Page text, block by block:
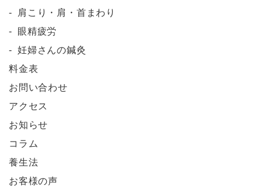
肩こり・肩・首まわり
眼精疲労
妊婦さんの鍼灸
料金表
お問い合わせ
アクセス
お知らせ
コラム
養生法
お客様の声